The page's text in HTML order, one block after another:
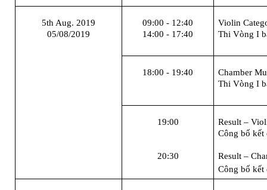
5th Aug. 2019
05/08/2019
09:00 - 12:40
14:00 - 17:40
Violin
Thi Vòng I
18:00 - 19:40
Chamber
Thi Vòng I
19:00
20:30
Result –
Công bố
Result –
Công bố kết